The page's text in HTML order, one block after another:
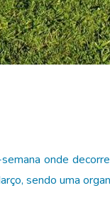
onde
sendo uma